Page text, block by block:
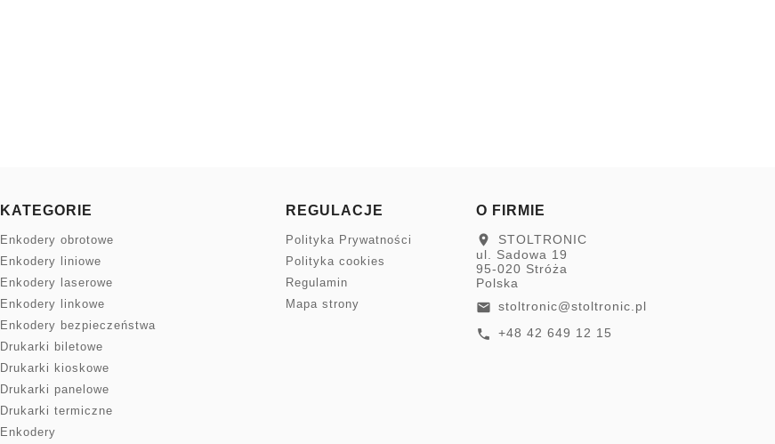
KATEGORIE
Enkodery obrotowe
Enkodery liniowe
Enkodery laserowe
Enkodery linkowe
Enkodery bezpieczeństwa
Drukarki biletowe
Drukarki kioskowe
Drukarki panelowe
Drukarki termiczne
Enkodery
REGULACJE
Polityka Prywatności
Polityka cookies
Regulamin
Mapa strony
O FIRMIE
location_on
STOLTRONIC
ul. Sadowa 19
95-020 Stróża
Polska
email stoltronic@stoltronic.pl
call +48 42 649 12 15